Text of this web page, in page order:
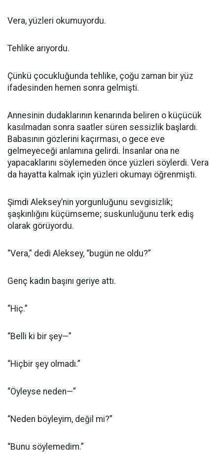
Vera, yüzleri okumuyordu.
Tehlike arıyordu.
Çünkü çocukluğunda tehlike, çoğu zaman bir yüz
ifadesinden hemen sonra gelmişti.
Annesinin dudaklarının kenarında beliren o küçücük
kasılmadan sonra saatler süren sessizlik başlardı.
Babasının gözlerini kaçırması, o gece eve
gelmeyeceği anlamına gelirdi. İnsanlar ona ne
yapacaklarını söylemeden önce yüzleri söylerdi. Vera
da hayatta kalmak için yüzleri okumayı öğrenmişti.
Şimdi Aleksey’nin yorgunluğunu sevgisizlik;
şaşkınlığını küçümseme; suskunluğunu terk ediş
olarak görüyordu.
“Vera,” dedi Aleksey, “bugün ne oldu?”
Genç kadın başını geriye attı.
“Hiç.”
“Belli ki bir şey—”
“Hiçbir şey olmadı.”
“Öyleyse neden—”
“Neden böyleyim, değil mi?”
“Bunu söylemedim.”